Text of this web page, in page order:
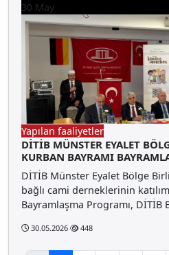
30 May
Yapılan faaliyetler
DİTİB MÜNSTER EYALET
KURBAN BAYRAMI
DİTİB Münster Eyalet Bölge
bağlı cami derneklerinin
Bayramlaşma Programı, DİTİB
30.05.2026 448